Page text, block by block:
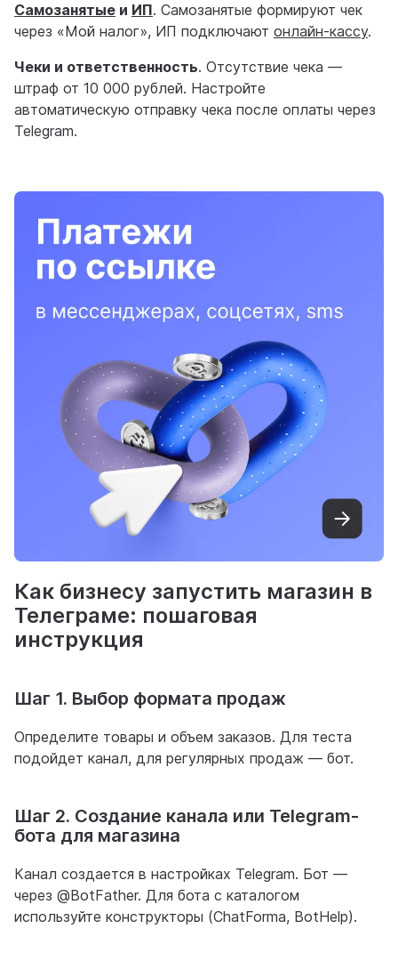
Самозанятые и ИП. Самозанятые формируют чек
через «Мой налог», ИП подключают онлайн-кассу.
Чеки и ответственность. Отсутствие чека —
штраф от 10 000 рублей. Настройте
автоматическую отправку чека после оплаты через
Telegram.
Как бизнесу запустить магазин в
Телеграме: пошаговая
инструкция
Шаг 1. Выбор формата продаж
Определите товары и объем заказов. Для теста
подойдет канал, для регулярных продаж — бот.
Шаг 2. Создание канала или Telegram-
бота для магазина
Канал создается в настройках Telegram. Бот —
через @BotFather. Для бота с каталогом
используйте конструкторы (ChatForma, BotHelp).